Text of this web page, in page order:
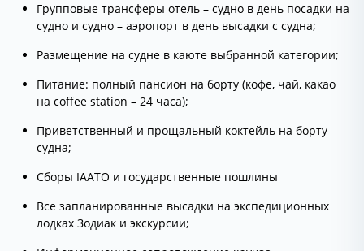
Групповые трансферы отель – судно в день посадки на
судно и судно – аэропорт в день высадки с судна;
Размещение на судне в каюте выбранной категории;
Питание: полный пансион на борту (кофе, чай, какао
на coffee station – 24 часа);
Приветственный и прощальный коктейль на борту
судна;
Сборы IAATO и государственные пошлины
Все запланированные высадки на экспедиционных
лодках Зодиак и экскурсии;